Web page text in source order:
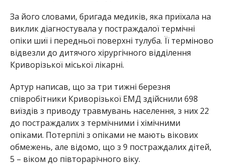
За його словами, бригада медиків, яка приїхала на
виклик діагностувала у постраждалої термічні
опіки шиї і передньої поверхні тулуба. Її терміново
відвезли до дитячого хірургічного відділення
Криворізької міської лікарні.
Артур написав, що за три тижні березня
співробітники Криворізької ЕМД здійснили 698
виїздів з приводу травмувань населення, з них 22
до постраждалих з термічними і хімічними
опіками. Потерпілі з опіками не мають вікових
обмежень, але відомо, що з 9 постраждалих дітей,
5 – віком до півторарічного віку.